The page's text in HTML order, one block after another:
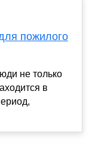
пожилого
не только
в